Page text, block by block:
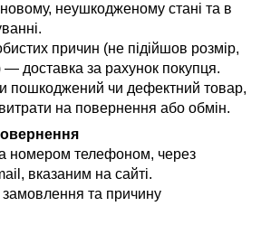
неушкодженому стані та в
причин (не підійшов розмір,
— доставка за рахунок покупця.
пошкоджений чи дефектний товар,
на повернення або обмін.
номером телефоном, через
вказаним на сайті.
та причину